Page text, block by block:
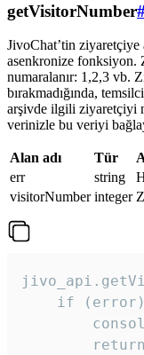
getVisitorNumber
JivoChat’tin ziyaretçiye
asenkronize fonksiyon.
numaralanır: 1,2,3 vb.
bırakmadığında,
arşivde ilgili ziyaretçiyi
verinizle bu veriyi
Alan adı Tür
err
string
visitorNumber integer
if